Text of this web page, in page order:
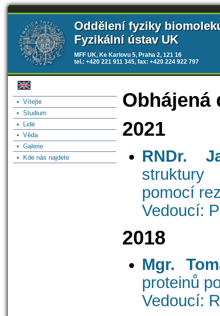
Oddělení fyziky
Fyzikální ústav UK
MFF UK, Ke Karlovu 5, Praha 2, 121 16
tel.: +420 221 911 345, fax: +420 224 922 797
• Vítejte
• Studium
• Lidé
• Věda
• Galerie
• Kde nás najdete
Obhájená
2021
RNDr.
struktury
pomocí
Vedoucí:
2018
Mgr.
proteinů
Vedoucí: